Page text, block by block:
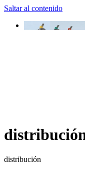
Saltar al contenido
distribución